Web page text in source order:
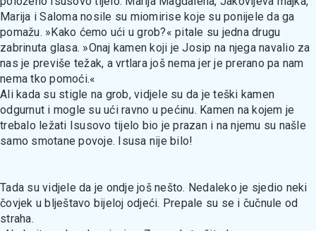
Marija i Saloma nosile su miomirise koje su ponijele da ga
pomažu. »Kako ćemo ući u grob?« pitale su jedna drugu
zabrinuta glasa. »Onaj kamen koji je Josip na njega navalio za
nas je previše težak, a vrtlara još nema jer je prerano pa nam
nema tko pomoći.«
Ali kada su stigle na grob, vidjele su da je teški kamen
odgurnut i mogle su ući ravno u pećinu. Kamen na kojem je
trebalo ležati Isusovo tijelo bio je prazan i na njemu su našle
samo smotane povoje. Isusa nije bilo!
Tada su vidjele da je ondje još nešto. Nedaleko je sjedio neki
čovjek u blještavo bijeloj odjeći. Prepale su se i čučnule od
straha.